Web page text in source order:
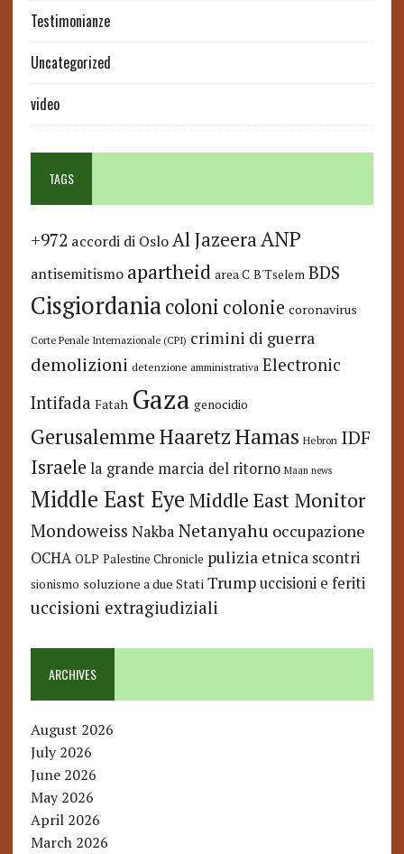
Testimonianze
Uncategorized
video
TAGS
+972 accordi di Oslo Al JazeeraANP
antisemitismo apartheid area C B'Tselem BDS
Cisgiordaniacoloni colonie coronavirus
Corte Penale Internazionale (CPI) crimini di guerra
demolizioni detenzione amministrativa Electronic
Intifada Fatah Gaza genocidio
GerusalemmeHaaretzHamas Hebron IDF
Israele la grande marcia del ritorno Maan news
Middle East Eye Middle East Monitor
Mondoweiss Nakba Netanyahu occupazione
OCHA OLP Palestine Chronicle pulizia etnica scontri
sionismo soluzione a due Stati Trump uccisioni e feriti
uccisioni extragiudiziali
ARCHIVES
August 2026
July 2026
June 2026
May 2026
April 2026
March 2026